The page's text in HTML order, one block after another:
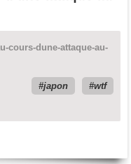
cours-dune-attaque-au-
japon
wtf